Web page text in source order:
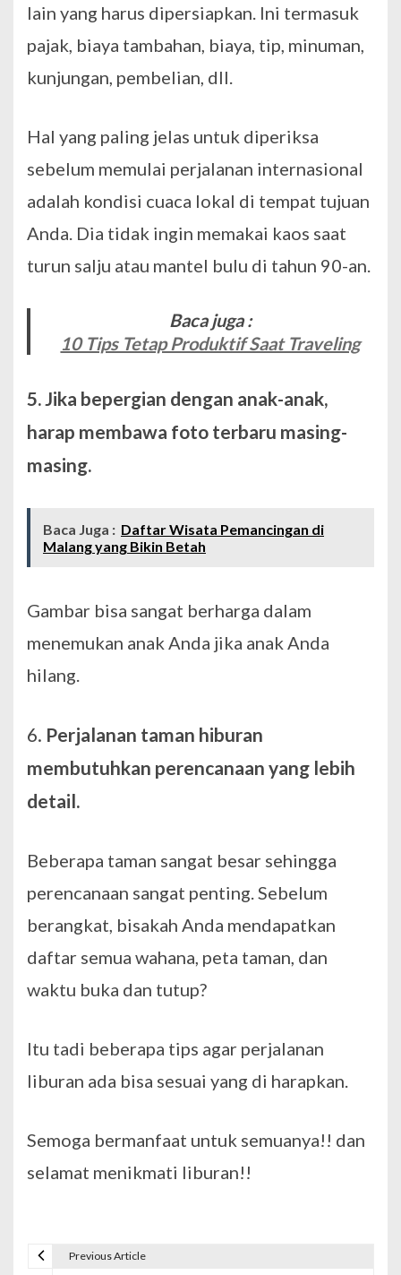
lain yang harus dipersiapkan. Ini termasuk
pajak, biaya tambahan, biaya, tip, minuman,
kunjungan, pembelian, dll.
Hal yang paling jelas untuk diperiksa
sebelum memulai perjalanan internasional
adalah kondisi cuaca lokal di tempat tujuan
Anda. Dia tidak ingin memakai kaos saat
turun salju atau mantel bulu di tahun 90-an.
Baca juga :
10 Tips Tetap Produktif Saat Traveling
5. Jika bepergian dengan anak-anak,
harap membawa foto terbaru masing-
masing.
Baca Juga : Daftar Wisata Pemancingan di
Malang yang Bikin Betah
Gambar bisa sangat berharga dalam
menemukan anak Anda jika anak Anda
hilang.
6. Perjalanan taman hiburan
membutuhkan perencanaan yang lebih
detail.
Beberapa taman sangat besar sehingga
perencanaan sangat penting. Sebelum
berangkat, bisakah Anda mendapatkan
daftar semua wahana, peta taman, dan
waktu buka dan tutup?
Itu tadi beberapa tips agar perjalanan
liburan ada bisa sesuai yang di harapkan.
Semoga bermanfaat untuk semuanya!! dan
selamat menikmati liburan!!
Previous Article